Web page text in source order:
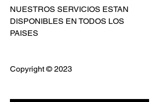
NUESTROS SERVICIOS ESTAN
DISPONIBLES EN TODOS LOS
PAISES
Copyright © 2023